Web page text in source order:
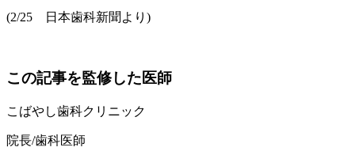
(2/25 日本歯科新聞より)
この記事を監修した医師
こばやし歯科クリニック
院長/歯科医師